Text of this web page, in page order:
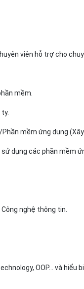
viên hỗ trợ cho
mềm.
ty.
Phần mềm ứng dụng
dụng các phần mềm
nghệ thông tin.
OOP… và hiểu